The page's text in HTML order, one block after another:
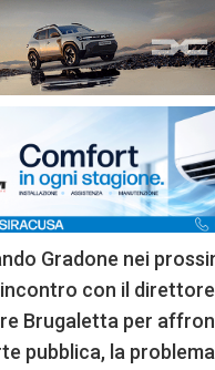
Gradone nei
con il
Brugaletta per
pubblica, la